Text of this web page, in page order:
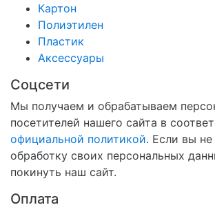
Картон
Полиэтилен
Пластик
Аксессуары
Соцсети
Мы получаем и обрабатываем
посетителей нашего сайта в
официальной политикой. Если вы не
обработку своих персональных
покинуть наш сайт.
Оплата